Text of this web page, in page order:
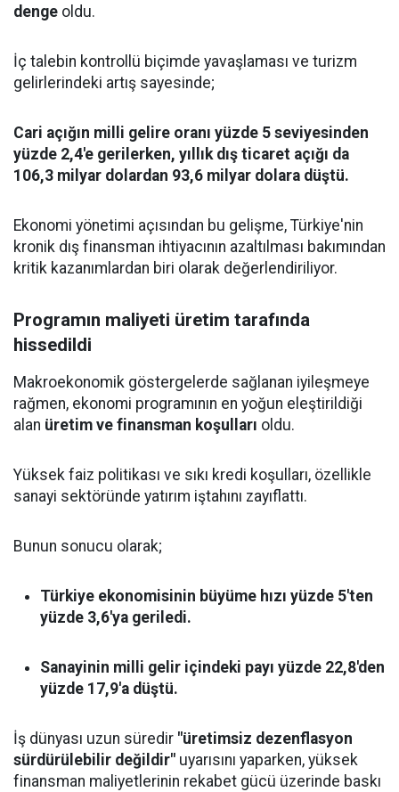
denge oldu.
İç talebin kontrollü biçimde yavaşlaması ve turizm
gelirlerindeki artış sayesinde;
Cari açığın milli gelire oranı yüzde 5 seviyesinden
yüzde 2,4'e gerilerken, yıllık dış ticaret açığı da
106,3 milyar dolardan 93,6 milyar dolara düştü.
Ekonomi yönetimi açısından bu gelişme, Türkiye'nin
kronik dış finansman ihtiyacının azaltılması bakımından
kritik kazanımlardan biri olarak değerlendiriliyor.
Programın maliyeti üretim tarafında
hissedildi
Makroekonomik göstergelerde sağlanan iyileşmeye
rağmen, ekonomi programının en yoğun eleştirildiği
alan üretim ve finansman koşulları oldu.
Yüksek faiz politikası ve sıkı kredi koşulları, özellikle
sanayi sektöründe yatırım iştahını zayıflattı.
Bunun sonucu olarak;
Türkiye ekonomisinin büyüme hızı yüzde 5'ten
yüzde 3,6'ya geriledi.
Sanayinin milli gelir içindeki payı yüzde 22,8'den
yüzde 17,9'a düştü.
İş dünyası uzun süredir "üretimsiz dezenflasyon
sürdürülebilir değildir" uyarısını yaparken, yüksek
finansman maliyetlerinin rekabet gücü üzerinde baskı